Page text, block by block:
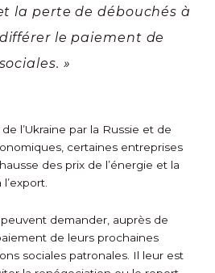
la perte de débouchés à
le paiement de
»
l’Ukraine par la Russie et de
certaines entreprises
des prix de l’énergie et la
demander, auprès de
de leurs prochaines
sociales patronales. Il leur est